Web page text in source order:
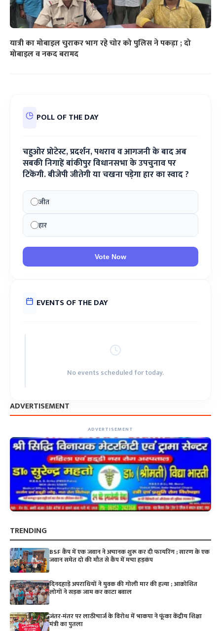
यात्री का मोबाइल चुराकर भाग रहे चोर को पुलिस ने पकड़ा ; दो
मोबाइल व नकद बरामद
POLL OF THE DAY
चहुओर प्रोटेस्ट, प्रदर्शन, पथराव व आगजनी के बाद अब
सबकी निगाहें बांकीपुर विधानसभा के उपचुनाव पर
टिकेंगी. बीजेपी जीतेगी या चखना पड़ेगा हार का स्वाद ?
जीत
हार
Vote Now
EVENTS OF THE DAY
No events scheduled for today.
ADVERTISEMENT
ADVERTISEMENT
TRENDING
BSF कैंप में एक जवान ने अचानक शुरू कर दी फायरिंग ; सारण के एक
जवान समेत दो की मौत से कैंप में मचा हड़कंप
दिनदहाड़े अपराधियों ने युवक की गोली मार की हत्या ; आक्रोशित
लोगों ने सड़क जाम कर काटा बवाल
जंतर-मंतर पर लाठीचार्ज के विरोध में भाकपा ने फूंका केंद्रीय शिक्षा
मंत्री का पुतला